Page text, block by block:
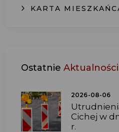
KARTA
Ostatnie Aktualności
2026-08-06
Cichej w
r.